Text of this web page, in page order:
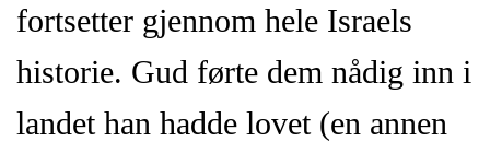
fortsetter gjennom hele Israels
historie. Gud førte dem nådig inn i
landet han hadde lovet (en annen